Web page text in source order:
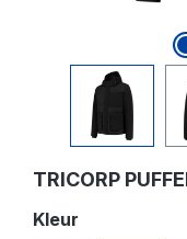
TRICORP
Selecteer
Kleur